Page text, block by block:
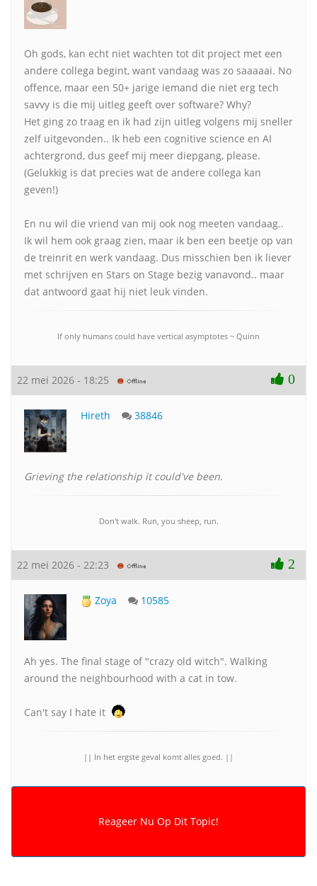
Oh gods, kan echt niet wachten tot dit project met een
andere collega begint, want vandaag was zo saaaaai. No
offence, maar een 50+ jarige iemand die niet erg tech
savvy is die mij uitleg geeft over software? Why?
Het ging zo traag en ik had zijn uitleg volgens mij sneller
zelf uitgevonden.. Ik heb een cognitive science en AI
achtergrond, dus geef mij meer diepgang, please.
(Gelukkig is dat precies wat de andere collega kan
geven!)
En nu wil die vriend van mij ook nog meeten vandaag..
Ik wil hem ook graag zien, maar ik ben een beetje op van
de treinrit en werk vandaag. Dus misschien ben ik liever
met schrijven en Stars on Stage bezig vanavond.. maar
dat antwoord gaat hij niet leuk vinden.
If only humans could have vertical asymptotes ~ Quinn
22 mei 2026 - 18:25 0
Hireth 38846
Grieving the relationship it could've been.
Don't walk. Run, you sheep, run.
22 mei 2026 - 22:23 2
Zoya 10585
Ah yes. The final stage of "crazy old witch". Walking
around the neighbourhood with a cat in tow.
Can't say I hate it
|| In het ergste geval komt alles goed. ||